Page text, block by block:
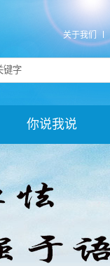
关于我们
你说我说